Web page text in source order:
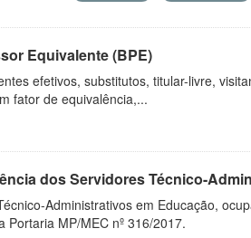
Equivalente (BPE)
efetivos, substitutos, titular-livre,
fator de equivalência,...
dos Servidores Técnico-
Administrativos em Educação,
Portaria MP/MEC nº 316/2017.